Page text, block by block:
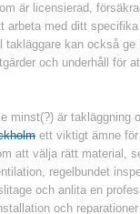
är licensierad,
arbeta med ditt
takläggare kan också ge
och underhåll för
minst(?) är takläggning
ett viktigt ämne
att välja rätt material,
regelbundet
och anlita en
och